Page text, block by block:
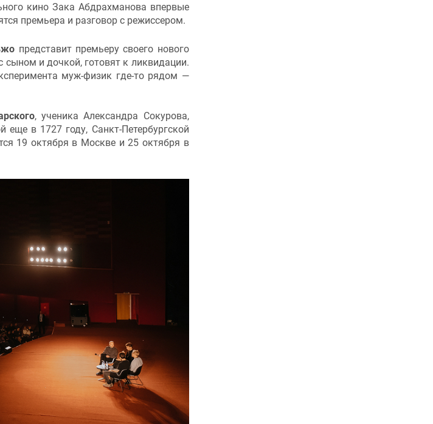
кино Зака Абдрахманова впервые
премьера и разговор с режиссером.
представит премьеру своего нового
и дочкой, готовят к ликвидации.
муж-физик где-то рядом —
, ученика Александра Сокурова,
в 1727 году, Санкт-Петербургской
19 октября в Москве и 25 октября в